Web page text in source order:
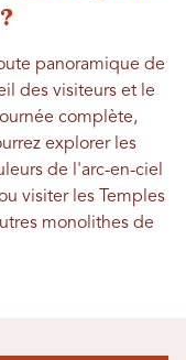
panoramique de
des visiteurs et le
complète,
explorer les
de l'arc-en-ciel
visiter les Temples
monolithes de